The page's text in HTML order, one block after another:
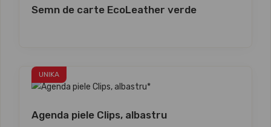
Semn de carte EcoLeather verde
UNIKA
Agenda piele Clips, albastru